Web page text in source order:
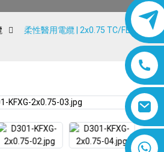
8618019377761
柔性醫用電纜 | 2x0.75 TC/FEP/矽膠